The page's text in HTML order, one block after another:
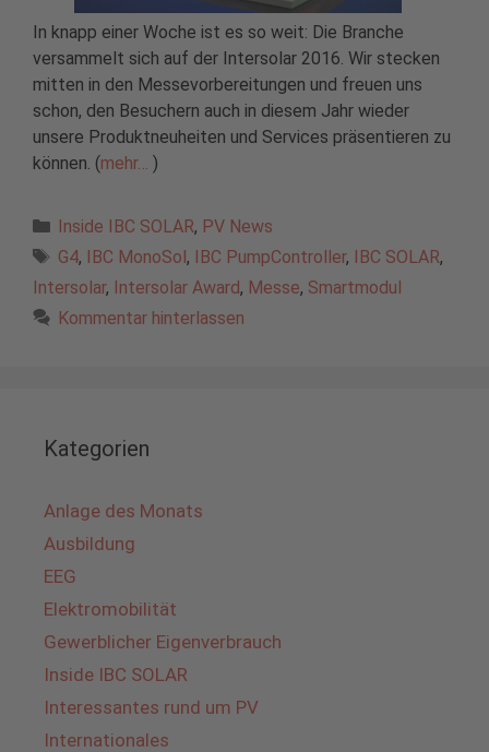
In knapp einer Woche ist es so weit: Die Branche
versammelt sich auf der Intersolar 2016. Wir stecken
mitten in den Messevorbereitungen und freuen uns
schon, den Besuchern auch in diesem Jahr wieder
unsere Produktneuheiten und Services präsentieren zu
können. (mehr… )
Kategorien
Inside IBC SOLAR, PV News
Schlagwörter
G4, IBC MonoSol , IBC PumpController, IBC SOLAR,
Intersolar, Intersolar Award, Messe, Smartmodul
Kommentar hinterlassen
Kategorien
Anlage des Monats
Ausbildung
EEG
Elektromobilität
Gewerblicher Eigenverbrauch
Inside IBC SOLAR
Interessantes rund um PV
Internationales